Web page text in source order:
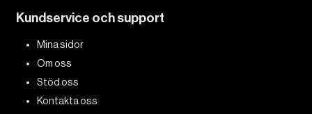
Kundservice och support
Mina sidor
Om oss
Stöd oss
Kontakta oss